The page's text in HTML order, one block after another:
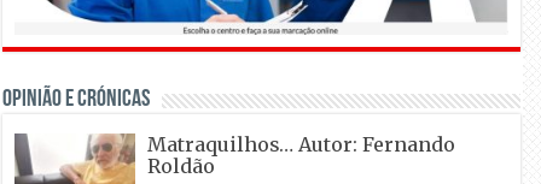
OPINIÃO E CRÓNICAS
Matraquilhos… Autor: Fernando
Roldão